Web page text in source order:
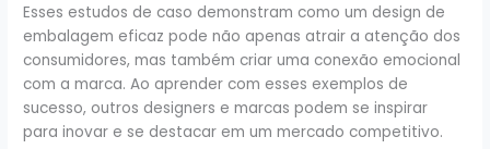
Esses estudos de caso demonstram como um design de
embalagem eficaz pode não apenas atrair a atenção dos
consumidores, mas também criar uma conexão emocional
com a marca. Ao aprender com esses exemplos de
sucesso, outros designers e marcas podem se inspirar
para inovar e se destacar em um mercado competitivo.